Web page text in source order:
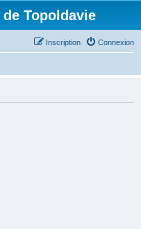
Topoldavie
Connexion
Inscription